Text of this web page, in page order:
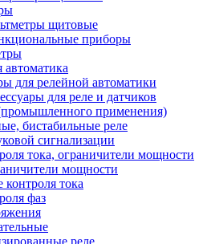
щитовые
приборы
автоматика
для релейной автоматики
для реле и датчиков
применения)
бистабильные реле
сигнализации
тока, ограничители мощности
мощности
контроля тока
фаз
реле